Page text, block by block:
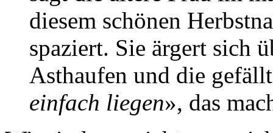
diesem schönen
spaziert. Sie ärgert sich
Asthaufen und die
einfach liegen», das